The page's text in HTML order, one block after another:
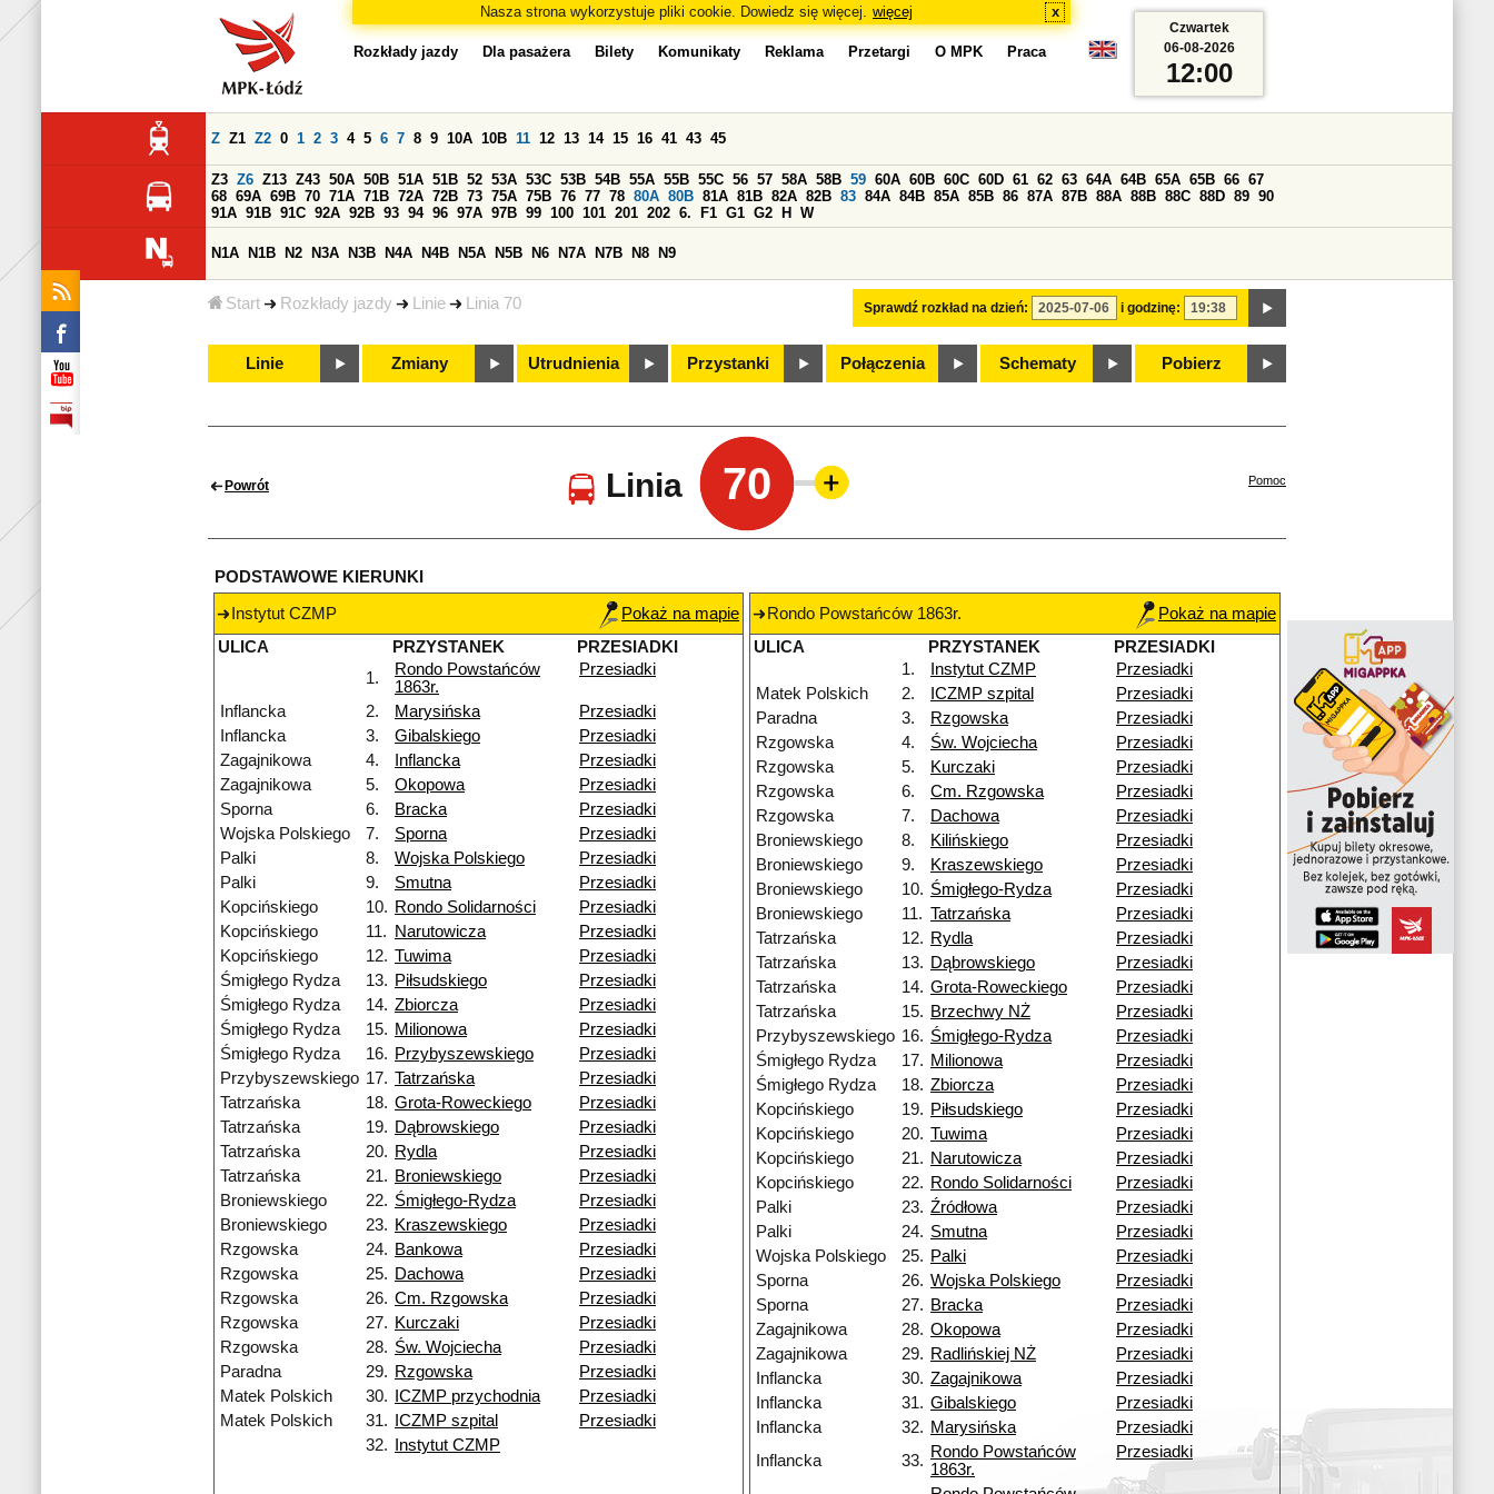
Nasza strona wykorzystuje pliki cookie. Dowiedz się więcej. więcej x
Start Rozkłady jazdy Linie Linia 70
Rozkłady jazdy Dla pasażera Bilety Komunikaty Reklama Przetargi O MPK Praca
Sprawdź rozkład na dzień: i godzinę:
Z Z1 Z2 0 1 2 3 4 5 6 7 8 9 10A 10B 11 12 13 14 15 16 41 43 45
Z3 Z6 Z13 Z43 50A 50B 51A 51B 52 53A 53C 53B 54B 55A 55B 55C 56 57 58A 58B 59 60A 60B 60C 60D 61 62 63 64A 64B 65A 65B 66 67
68 69A 69B 70 71A 71B 72A 72B 73 75A 75B 76 77 78 80A 80B 81A 81B 82A 82B 83 84A 84B 85A 85B 86 87A 87B 88A 88B 88C 88D 89 90
91A 91B 91C 92A 92B 93 94 96 97A 97B 99 100 101 201 202 6. F1 G1 G2 H W
N1A N1B N2 N3A N3B N4A N4B N5A N5B N6 N7A N7B N8 N9
Linie Zmiany Utrudnienia Przystanki Połączenia Schematy Pobierz
Czwartek
06-08-2026
12:00
Powrót Linia 70 Pomoc
PODSTAWOWE KIERUNKI
Instytut CZMP
Pokaż na mapie
ULICA
PRZYSTANEK
PRZESIADKI
1.
Rondo Powstańców
1863r.
Przesiadki
Inflancka 2. Marysińska
Przesiadki
Inflancka
3. Gibalskiego
Przesiadki
Zagajnikowa
4. Inflancka
Przesiadki
Zagajnikowa
5. Okopowa
Przesiadki
Sporna
6. Bracka
Przesiadki
Wojska Polskiego
7. Sporna
Przesiadki
Palki
8. Wojska Polskiego
Przesiadki
Palki
9. Smutna
Przesiadki
Kopcińskiego
10. Rondo Solidarności
Przesiadki
Kopcińskiego
11. Narutowicza
Przesiadki
Kopcińskiego
12. Tuwima
Przesiadki
Śmigłego Rydza
13. Piłsudskiego
Przesiadki
Śmigłego Rydza
14. Zbiorcza
Przesiadki
Śmigłego Rydza
15. Milionowa
Przesiadki
Śmigłego Rydza
16. Przybyszewskiego
Przesiadki
Przybyszewskiego 17. Tatrzańska
Przesiadki
Tatrzańska
18. Grota-Roweckiego
Przesiadki
Tatrzańska
19. Dąbrowskiego
Przesiadki
Tatrzańska
20. Rydla
Przesiadki
Tatrzańska
21. Broniewskiego
Przesiadki
Broniewskiego
22. Śmigłego-Rydza
Przesiadki
Broniewskiego
23. Kraszewskiego
Przesiadki
Rzgowska
24. Bankowa
Przesiadki
Rzgowska
25. Dachowa
Przesiadki
Rzgowska
26. Cm. Rzgowska
Przesiadki
Rzgowska
27. Kurczaki
Przesiadki
Rzgowska
28. Św. Wojciecha
Przesiadki
Paradna
29. Rzgowska
Przesiadki
Matek Polskich
30. ICZMP przychodnia
Przesiadki
Matek Polskich
31. ICZMP szpital
Przesiadki
32.
Instytut CZMP
Rondo Powstańców 1863r.
Pokaż na mapie
ULICA
PRZYSTANEK
PRZESIADKI
1.
Instytut CZMP
Przesiadki
Matek Polskich
2. ICZMP szpital
Przesiadki
Paradna
3. Rzgowska
Przesiadki
Rzgowska
4. Św. Wojciecha
Przesiadki
Rzgowska
5. Kurczaki
Przesiadki
Rzgowska
6. Cm. Rzgowska
Przesiadki
Rzgowska
7. Dachowa
Przesiadki
Broniewskiego
8. Kilińskiego
Przesiadki
Broniewskiego
9. Kraszewskiego
Przesiadki
Broniewskiego
10. Śmigłego-Rydza
Przesiadki
Broniewskiego
11. Tatrzańska
Przesiadki
Tatrzańska
12. Rydla
Przesiadki
Tatrzańska
13. Dąbrowskiego
Przesiadki
Tatrzańska
14. Grota-Roweckiego
Przesiadki
Tatrzańska
15. Brzechwy NŻ
Przesiadki
Przybyszewskiego 16. Śmigłego-Rydza
Przesiadki
Śmigłego Rydza
17. Milionowa
Przesiadki
Śmigłego Rydza
18. Zbiorcza
Przesiadki
Kopcińskiego
19. Piłsudskiego
Przesiadki
Kopcińskiego
20. Tuwima
Przesiadki
Kopcińskiego
21. Narutowicza
Przesiadki
Kopcińskiego
22. Rondo Solidarności
Przesiadki
Palki
23. Źródłowa
Przesiadki
Palki
24. Smutna
Przesiadki
Wojska Polskiego
25. Palki
Przesiadki
Sporna
26. Wojska Polskiego
Przesiadki
Sporna
27. Bracka
Przesiadki
Zagajnikowa
28. Okopowa
Przesiadki
Zagajnikowa
29. Radlińskiej NŻ
Przesiadki
Inflancka
30. Zagajnikowa
Przesiadki
Inflancka
31. Gibalskiego
Przesiadki
Inflancka
32. Marysińska
Przesiadki
Inflancka
33. Rondo Powstańców
1863r.
Przesiadki